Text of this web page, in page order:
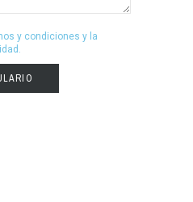
y condiciones y la
.